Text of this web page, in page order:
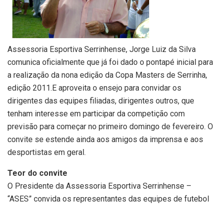
Assessoria Esportiva Serrinhense, Jorge Luiz da Silva
comunica oficialmente que já foi dado o pontapé inicial para
a realização da nona edição da Copa Masters de Serrinha,
edição 2011.E aproveita o ensejo para convidar os
dirigentes das equipes filiadas, dirigentes outros, que
tenham interesse em participar da competição com
previsão para começar no primeiro domingo de fevereiro. O
convite se estende ainda aos amigos da imprensa e aos
desportistas em geral.
Teor do convite
O Presidente da Assessoria Esportiva Serrinhense –
“ASES” convida os representantes das equipes de futebol